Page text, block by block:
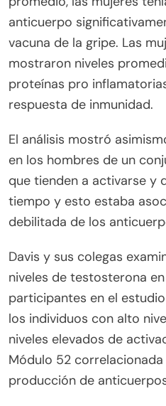
anticuerpo
vacuna de la gripe. Las
mostraron niveles
proteínas pro
respuesta de inmunidad.
El análisis mostró
en los hombres de un
que tienden a activarse y
tiempo y esto estaba
debilitada de los
Davis y sus colegas
niveles de testosterona
participantes en el
los individuos con alto
niveles elevados de
Módulo 52
producción de